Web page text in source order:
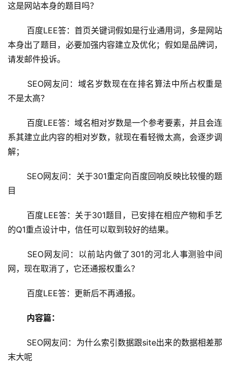
这是网站本身的题目吗？
本身出了题目，必要加强内容建立及优化；假如是品牌词，
请发邮件投诉。
不是太高？
系其建立此内容的相对岁数，就现在看轻微太高，会逐步调
解；
目
的Q1重点设计中，信任可以取到较好的结果。
网，现在取消了，它还通报权重么？
百度LEE答：更新后不再通报。
内容篇：
末大呢